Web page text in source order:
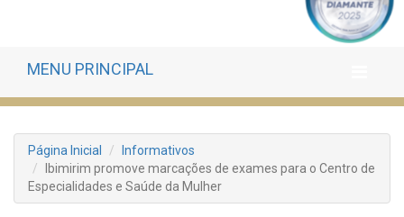
MENU PRINCIPAL
Página Inicial
Informativos
Ibimirim promove marcações de exames para o Centro de
Especialidades e Saúde da Mulher